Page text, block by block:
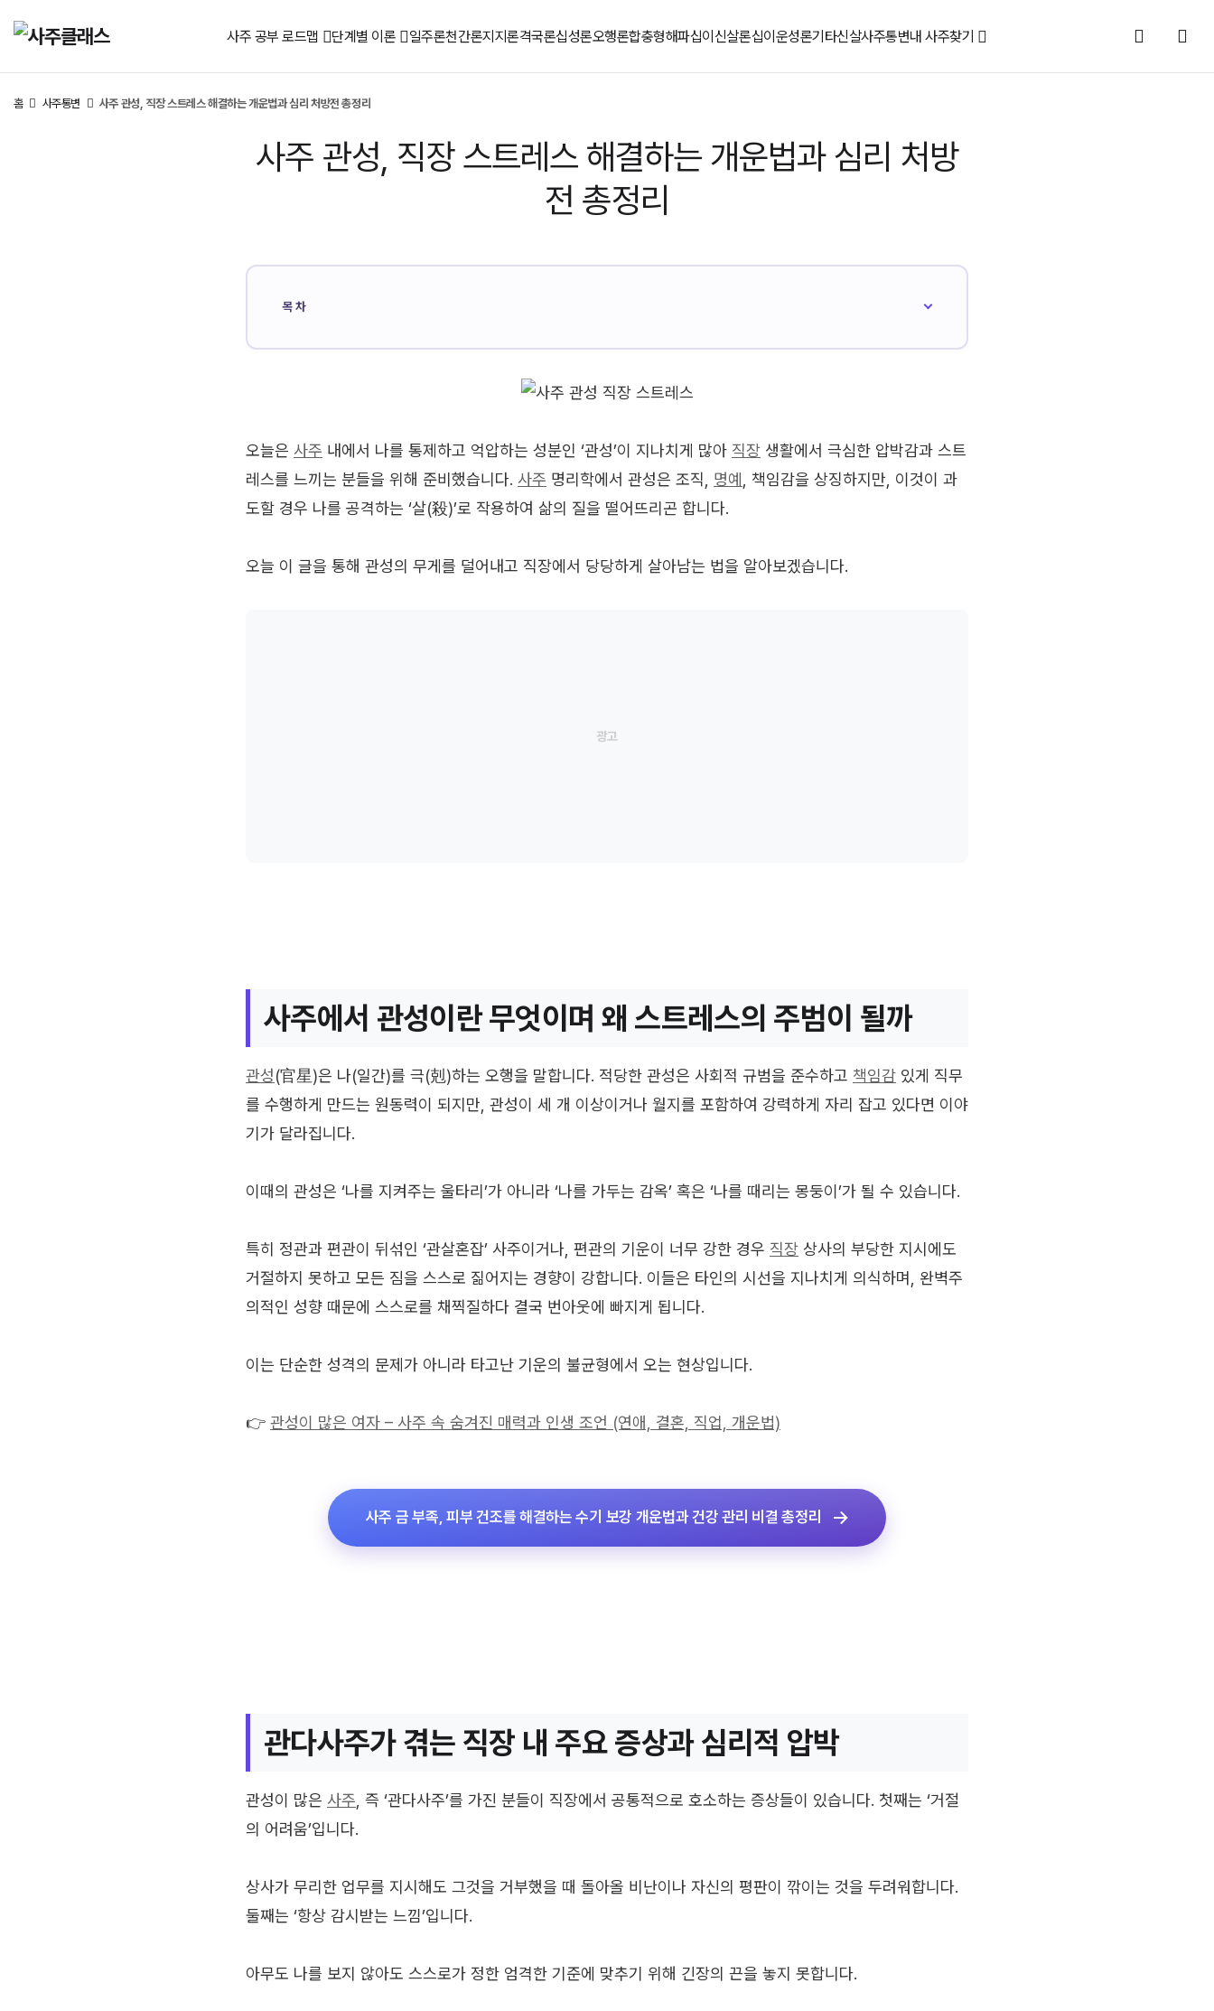
사주 공부 로드맵 단계별 이론 일주론천간론지지론격국론십성론오행론합충형해파십이신살론십이운성론기타신살사주통변내 사주찾기
홈 사주통변 사주 관성, 직장 스트레스 해결하는 개운법과 심리 처방전 총정리
사주 관성, 직장 스트레스 해결하는 개운법과 심리 처방
전 총정리
목차
오늘은 사주 내에서 나를 통제하고 억압하는 성분인 ‘관성’이 지나치게 많아 직장 생활에서 극심한 압박감과 스트
레스를 느끼는 분들을 위해 준비했습니다. 사주 명리학에서 관성은 조직, 명예 , 책임감을 상징하지만, 이것이 과
도할 경우 나를 공격하는 ‘살(殺)’로 작용하여 삶의 질을 떨어뜨리곤 합니다.
오늘 이 글을 통해 관성의 무게를 덜어내고 직장에서 당당하게 살아남는 법을 알아보겠습니다.
사주에서 관성이란 무엇이며 왜 스트레스의 주범이 될까
관성(官星)은 나(일간)를 극(剋)하는 오행을 말합니다. 적당한 관성은 사회적 규범을 준수하고 책임감 있게 직무
를 수행하게 만드는 원동력이 되지만, 관성이 세 개 이상이거나 월지를 포함하여 강력하게 자리 잡고 있다면 이야
기가 달라집니다.
이때의 관성은 ‘나를 지켜주는 울타리’가 아니라 ‘나를 가두는 감옥’ 혹은 ‘나를 때리는 몽둥이’가 될 수 있습니다.
특히 정관과 편관이 뒤섞인 ‘관살혼잡’ 사주이거나, 편관의 기운이 너무 강한 경우 직장 상사의 부당한 지시에도
거절하지 못하고 모든 짐을 스스로 짊어지는 경향이 강합니다. 이들은 타인의 시선을 지나치게 의식하며, 완벽주
의적인 성향 때문에 스스로를 채찍질하다 결국 번아웃에 빠지게 됩니다.
이는 단순한 성격의 문제가 아니라 타고난 기운의 불균형에서 오는 현상입니다.
👉 관성이 많은 여자 – 사주 속 숨겨진 매력과 인생 조언 (연애, 결혼, 직업, 개운법)
사주 금 부족, 피부 건조를 해결하는 수기 보강 개운법과 건강 관리 비결 총정리
관다사주가 겪는 직장 내 주요 증상과 심리적 압박
관성이 많은 사주 , 즉 ‘관다사주’를 가진 분들이 직장에서 공통적으로 호소하는 증상들이 있습니다. 첫째는 ‘거절
의 어려움’입니다.
상사가 무리한 업무를 지시해도 그것을 거부했을 때 돌아올 비난이나 자신의 평판이 깎이는 것을 두려워합니다.
둘째는 ‘항상 감시받는 느낌’입니다.
아무도 나를 보지 않아도 스스로가 정한 엄격한 기준에 맞추기 위해 긴장의 끈을 놓지 못합니다.